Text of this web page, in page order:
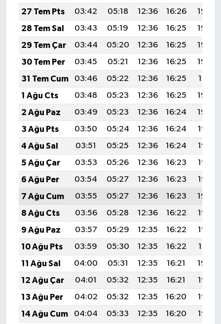
27 Tem Pts
03:42 05:18 12:36 16:26
19:44
28 Tem Sal
03:43 05:19 12:36 16:25
19:44
29 Tem Çar
03:44 05:20 12:36 16:25
19:43
30 Tem Per
03:45 05:21 12:36 16:25
19:42
31 Tem Cum
03:46 05:22 12:36 16:25
19:41
1 Ağu Cts
03:48 05:23 12:36 16:25
19:40
2 Ağu Paz
03:49 05:23 12:36 16:24
19:39
3 Ağu Pts
03:50 05:24 12:36 16:24
19:38
4 Ağu Sal
03:51 05:25 12:36 16:24
19:37
5 Ağu Çar
03:53 05:26 12:36 16:23
19:36
6 Ağu Per
03:54 05:27 12:36 16:23
19:35
7 Ağu Cum
03:55 05:27 12:36 16:23
19:34
8 Ağu Cts
03:56 05:28 12:36 16:22
19:33
9 Ağu Paz
03:57 05:29 12:35 16:22
19:32
10 Ağu Pts
03:59 05:30 12:35 16:22
19:31
11 Ağu Sal
04:00 05:31 12:35 16:21
19:30
12 Ağu Çar
04:01 05:32 12:35 16:21
19:28
13 Ağu Per
04:02 05:32 12:35 16:20
19:27
14 Ağu Cum
04:04 05:33 12:35 16:20
19:26